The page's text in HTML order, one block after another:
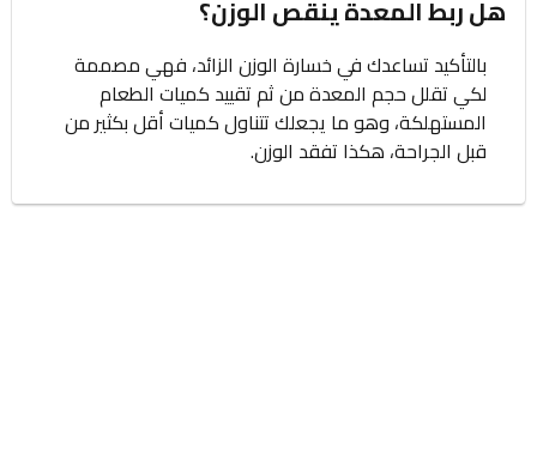
هل ربط المعدة ينقص الوزن؟
بالتأكيد تساعدك في خسارة الوزن الزائد، فهي مصممة
لكي تقلل حجم المعدة من ثم تقييد كميات الطعام
المستهلكة، وهو ما يجعلك تتناول كميات أقل بكثير من
قبل الجراحة، هكذا تفقد الوزن.